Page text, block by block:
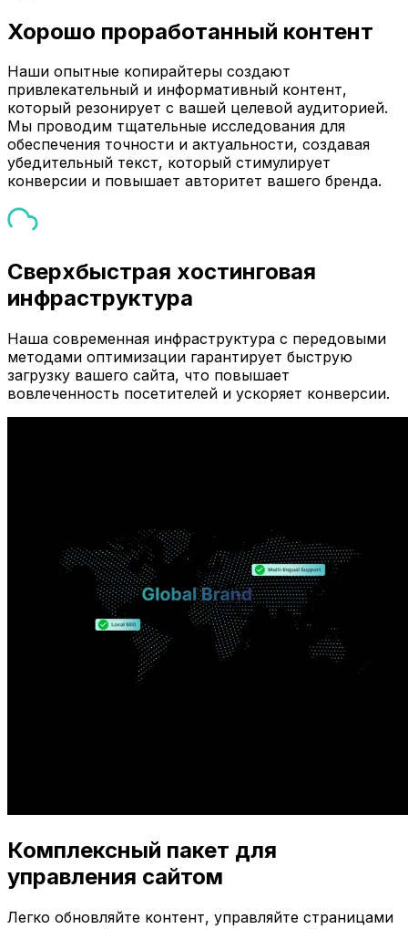
Хорошо проработанный контент
Наши опытные копирайтеры создают
привлекательный и информативный контент,
который резонирует с вашей целевой аудиторией.
Мы проводим тщательные исследования для
обеспечения точности и актуальности, создавая
убедительный текст, который стимулирует
конверсии и повышает авторитет вашего бренда.
Сверхбыстрая хостинговая
инфраструктура
Наша современная инфраструктура с передовыми
методами оптимизации гарантирует быструю
загрузку вашего сайта, что повышает
вовлеченность посетителей и ускоряет конверсии.
Комплексный пакет для
управления сайтом
Легко обновляйте контент, управляйте страницами